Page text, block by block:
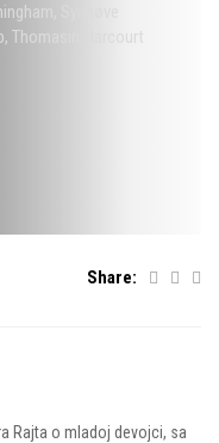
, Thomasin Harcourt
Share:
Rajta o mladoj devojci, sa